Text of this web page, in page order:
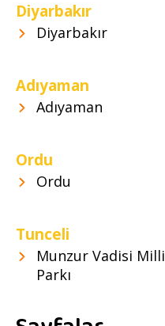
Diyarbakır
Diyarbakır
Adıyaman
Adıyaman
Ordu
Ordu
Tunceli
Munzur Vadisi Milli
Parkı